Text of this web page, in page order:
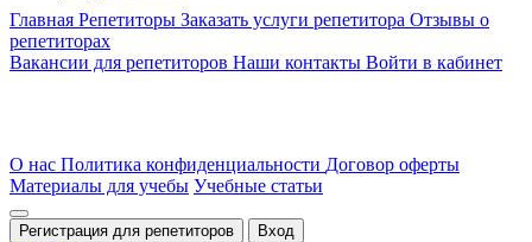
Главная Репетиторы Заказать услуги репетитора Отзывы о
репетиторах
Вакансии для репетиторов Наши контакты Войти в кабинет
О нас Политика конфиденциальности Договор оферты
Материалы для учебы Учебные статьи
Регистрация для репетиторов Вход